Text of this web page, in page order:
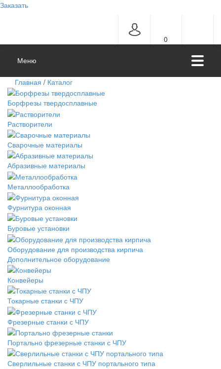
Заказать
0
Меню
Главная / Каталог
Борфрезы твердосплавные
Растворители
Сварочные материалы
Абразивные материалы
Металлообработка
Фурнитура оконная
Буровые установки
Оборудование для производства кирпича
Дополнительное оборудование
Конвейеры
Токарные станки с ЧПУ
Фрезерные станки с ЧПУ
Портально фрезерные станки с ЧПУ
Сверлильные станки с ЧПУ портального типа